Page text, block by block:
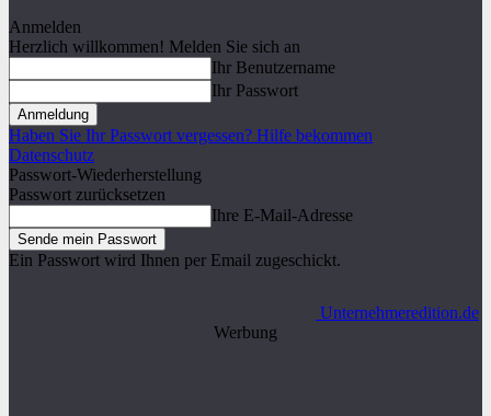
Anmelden
Herzlich willkommen! Melden Sie sich an
Ihr Benutzername
Ihr Passwort
Haben Sie Ihr Passwort vergessen? Hilfe bekommen
Datenschutz
Passwort-Wiederherstellung
Passwort zurücksetzen
Ihre E-Mail-Adresse
Ein Passwort wird Ihnen per Email zugeschickt.
Unternehmeredition.de
Werbung